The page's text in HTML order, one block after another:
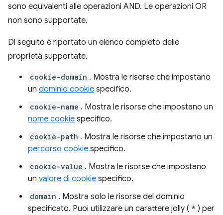
sono equivalenti alle operazioni AND. Le operazioni OR
non sono supportate.
Di seguito è riportato un elenco completo delle
proprietà supportate.
cookie-domain . Mostra le risorse che impostano
un dominio cookie specifico.
cookie-name . Mostra le risorse che impostano un
nome cookie specifico.
cookie-path . Mostra le risorse che impostano un
percorso cookie specifico.
cookie-value . Mostra le risorse che impostano
un valore di cookie specifico.
domain . Mostra solo le risorse del dominio
specificato. Puoi utilizzare un carattere jolly ( * ) per